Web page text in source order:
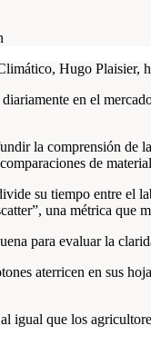
Hugo Plaisier,
en el
la comprensión de
de
su tiempo entre el
una métrica que
para evaluar la
aterricen en sus
igual que los